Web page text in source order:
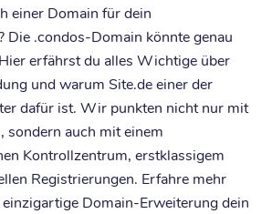
einer Domain für dein
Die .condos-Domain könnte genau
erfährst du alles Wichtige über
und warum Site.de einer der
dafür ist. Wir punkten nicht nur mit
sondern auch mit einem
Kontrollzentrum, erstklassigem
Registrierungen. Erfahre mehr
Domain-Erweiterung dein